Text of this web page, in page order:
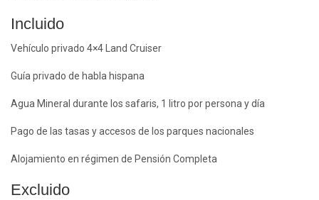
Incluido
Vehículo privado 4×4 Land Cruiser
Guía privado de habla hispana
Agua Mineral durante los safaris, 1 litro por persona y día
Pago de las tasas y accesos de los parques nacionales
Alojamiento en régimen de Pensión Completa
Excluido